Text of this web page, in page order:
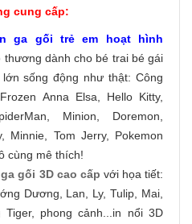
cung cấp:
ga gối trẻ em hoạt hình
thương dành cho bé trai bé gái
sống động như thật: Công
Anna Elsa, Hello Kitty,
Minion, Doremon,
Minnie, Tom Jerry, Pokemon
cùng mê thích!
gối 3D cao cấp với họa tiết:
Dương, Lan, Ly, Tulip, Mai,
phong cảnh...in nổi 3D